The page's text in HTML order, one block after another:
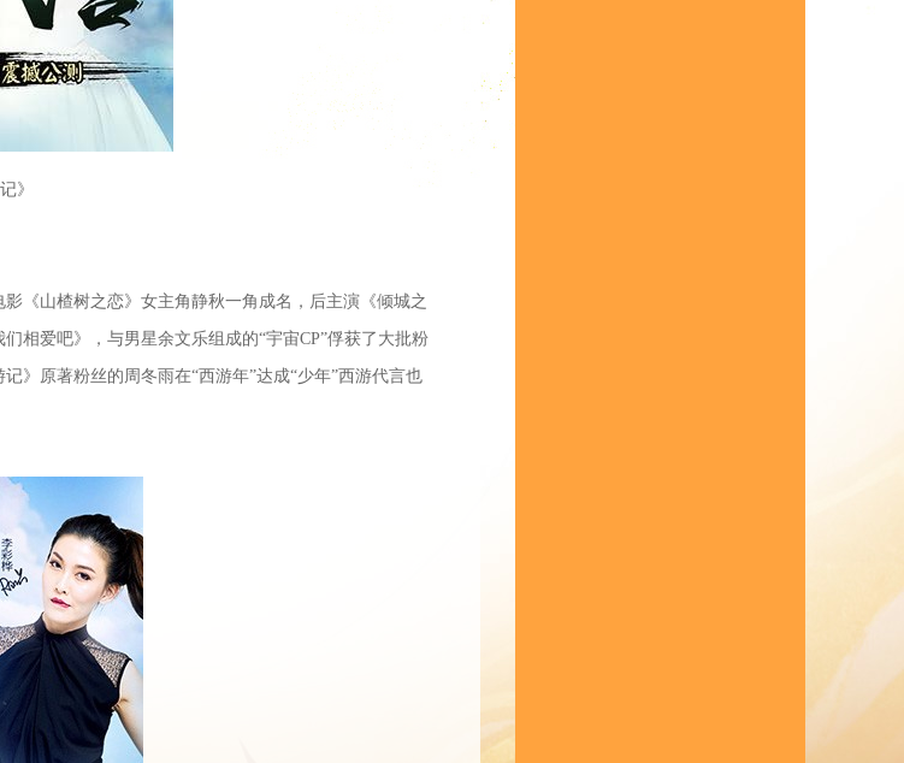
》
《山楂树之恋》女主角静秋一角成名，后主演《倾城之
相爱吧》，与男星余文乐组成的“宇宙CP”俘获了大批粉
》原著粉丝的周冬雨在“西游年”达成“少年”西游代言也